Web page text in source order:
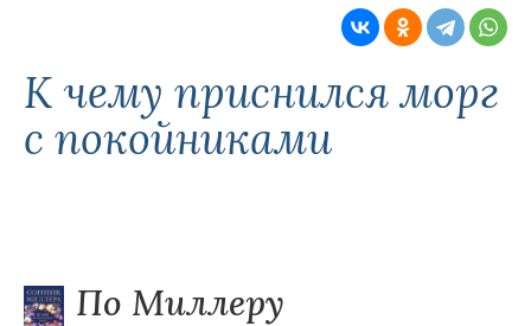
К чему приснился морг
с покойниками
По Миллеру